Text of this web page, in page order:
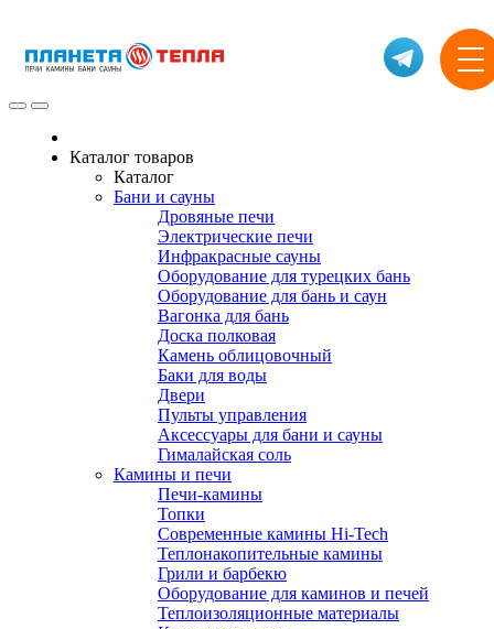
Каталог товаров
Каталог
Бани и сауны
Дровяные печи
Электрические печи
Инфракрасные сауны
Оборудование для турецких бань
Оборудование для бань и саун
Вагонка для бань
Доска полковая
Камень облицовочный
Баки для воды
Двери
Пульты управления
Аксессуары для бани и сауны
Гималайская соль
Камины и печи
Печи-камины
Топки
Современные камины Hi-Tech
Теплонакопительные камины
Грили и барбекю
Оборудование для каминов и печей
Теплоизоляционные материалы